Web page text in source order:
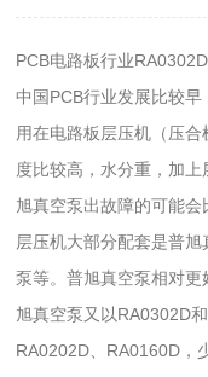
PCB电路板行业
中国PCB行业发展比较
用在电路板层压机（压
度比较高，水分重，加
旭真空泵出故障的可能会
层压机大部分配套是普
泵等。普旭真空泵相对
旭真空泵又以RA0302D
RA0202D、RA0160D，